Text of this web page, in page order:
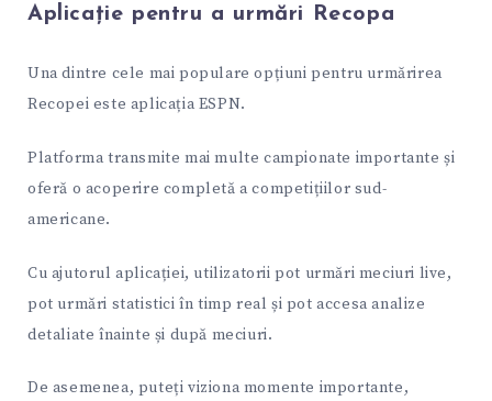
Aplicație pentru a urmări Recopa
Una dintre cele mai populare opțiuni pentru urmărirea
Recopei este aplicația ESPN.
Platforma transmite mai multe campionate importante și
oferă o acoperire completă a competițiilor sud-
americane.
Cu ajutorul aplicației, utilizatorii pot urmări meciuri live,
pot urmări statistici în timp real și pot accesa analize
detaliate înainte și după meciuri.
De asemenea, puteți viziona momente importante,